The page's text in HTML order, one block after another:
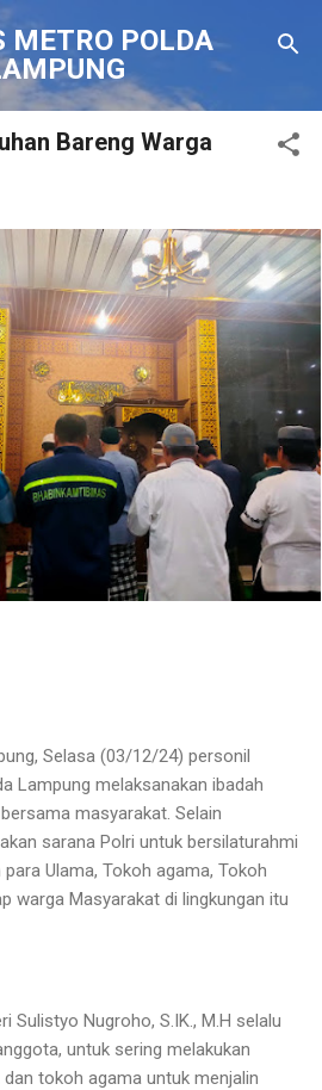
ke konten utama
METRO POLDA
Bareng Warga
Selasa (03/12/24) personil
Lampung melaksanakan ibadah
masyarakat. Selain
sarana Polri untuk bersilaturahmi
Ulama, Tokoh agama, Tokoh
warga Masyarakat di lingkungan itu
Sulistyo Nugroho, S.IK., M.H selalu
untuk sering melakukan
tokoh agama untuk menjalin